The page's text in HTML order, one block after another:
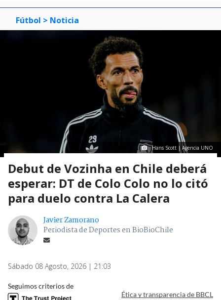
Fútbol > Noticia
Hans Scott | Agencia UNO
Debut de Vozinha en Chile deberá
esperar: DT de Colo Colo no lo citó
para duelo contra La Calera
Javier Zamorano
Periodista de Deportes en BioBioChile
Sábado 08 Agosto, 2026 | 21:03
Seguimos criterios de
Ética y transparencia de BBCL